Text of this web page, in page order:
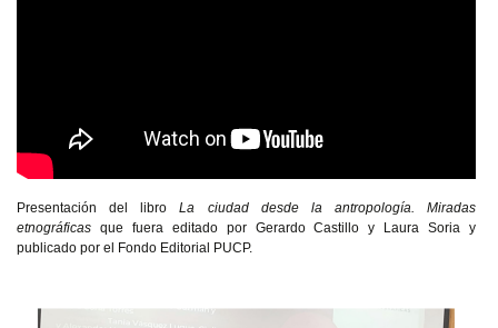
Presentación del libroLa ciudad desde la antropología. Miradas
etnográficas que fuera editado por Gerardo Castillo y Laura Soria y
publicado por el Fondo Editorial PUCP.